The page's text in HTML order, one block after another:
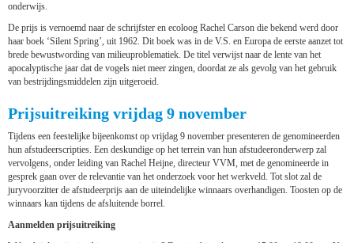
onderwijs.
De prijs is vernoemd naar de schrijfster en ecoloog Rachel Carson die bekend werd door
haar boek ‘Silent Spring’, uit 1962. Dit boek was in de V.S. en Europa de eerste aanzet tot
brede bewustwording van milieuproblematiek. De titel verwijst naar de lente van het
apocalyptische jaar dat de vogels niet meer zingen, doordat ze als gevolg van het gebruik
van bestrijdingsmiddelen zijn uitgeroeid.
Prijsuitreiking vrijdag 9 november
Tijdens een feestelijke bijeenkomst op vrijdag 9 november presenteren de genomineerden
hun afstudeerscripties. Een deskundige op het terrein van hun afstudeeronderwerp zal
vervolgens, onder leiding van Rachel Heijne, directeur VVM, met de genomineerde in
gesprek gaan over de relevantie van het onderzoek voor het werkveld. Tot slot zal de
juryvoorzitter de afstudeerprijs aan de uiteindelijke winnaars overhandigen. Toosten op de
winnaars kan tijdens de afsluitende borrel.
Aanmelden prijsuitreiking